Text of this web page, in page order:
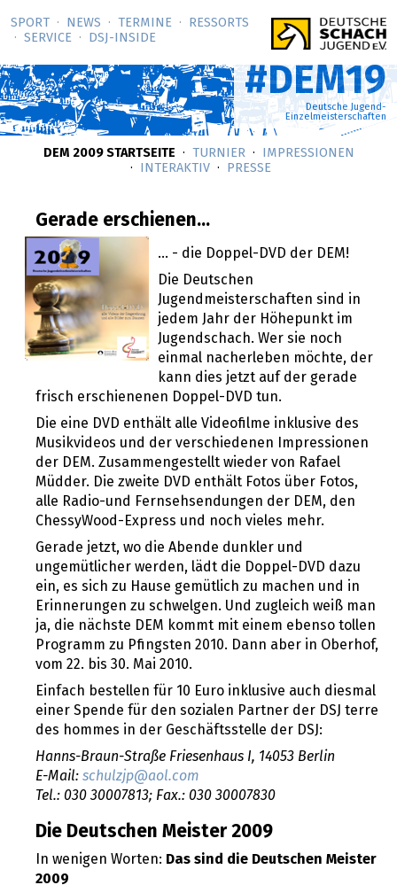
SPORT NEWS TERMINE
RESSORTS
SERVICE
DSJ-­INSIDE
#DEM19
Deutsche Jugend-
Einzelmeisterschaften
DEM 2009 STARTSEITE TURNIER
IMPRESSIONEN
INTERAKTIV
PRESSE
Gerade erschienen...
... - die Doppel-DVD der DEM!
Die Deutschen
Jugendmeisterschaften sind in
jedem Jahr der Höhepunkt im
Jugendschach. Wer sie noch
einmal nacherleben möchte, der
kann dies jetzt auf der gerade
frisch erschienenen Doppel-DVD tun.
Die eine DVD enthält alle Videofilme inklusive des
Musikvideos und der verschiedenen Impressionen
der DEM. Zusammengestellt wieder von Rafael
Müdder. Die zweite DVD enthält Fotos über Fotos,
alle Radio-und Fernsehsendungen der DEM, den
ChessyWood-Express und noch vieles mehr.
Gerade jetzt, wo die Abende dunkler und
ungemütlicher werden, lädt die Doppel-DVD dazu
ein, es sich zu Hause gemütlich zu machen und in
Erinnerungen zu schwelgen. Und zugleich weiß man
ja, die nächste DEM kommt mit einem ebenso tollen
Programm zu Pfingsten 2010. Dann aber in Oberhof,
vom 22. bis 30. Mai 2010.
Einfach bestellen für 10 Euro inklusive auch diesmal
einer Spende für den sozialen Partner der DSJ terre
des hommes in der Geschäftsstelle der DSJ:
Hanns-Braun-Straße Friesenhaus I, 14053 Berlin
E-Mail: schulzjp@aol.com
Tel.: 030 30007813; Fax.: 030 30007830
Die Deutschen Meister 2009
In wenigen Worten: Das sind die Deutschen Meister
2009